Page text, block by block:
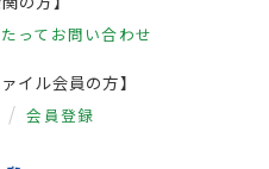
って お問い合わせ
イル会員の方】
会員登録